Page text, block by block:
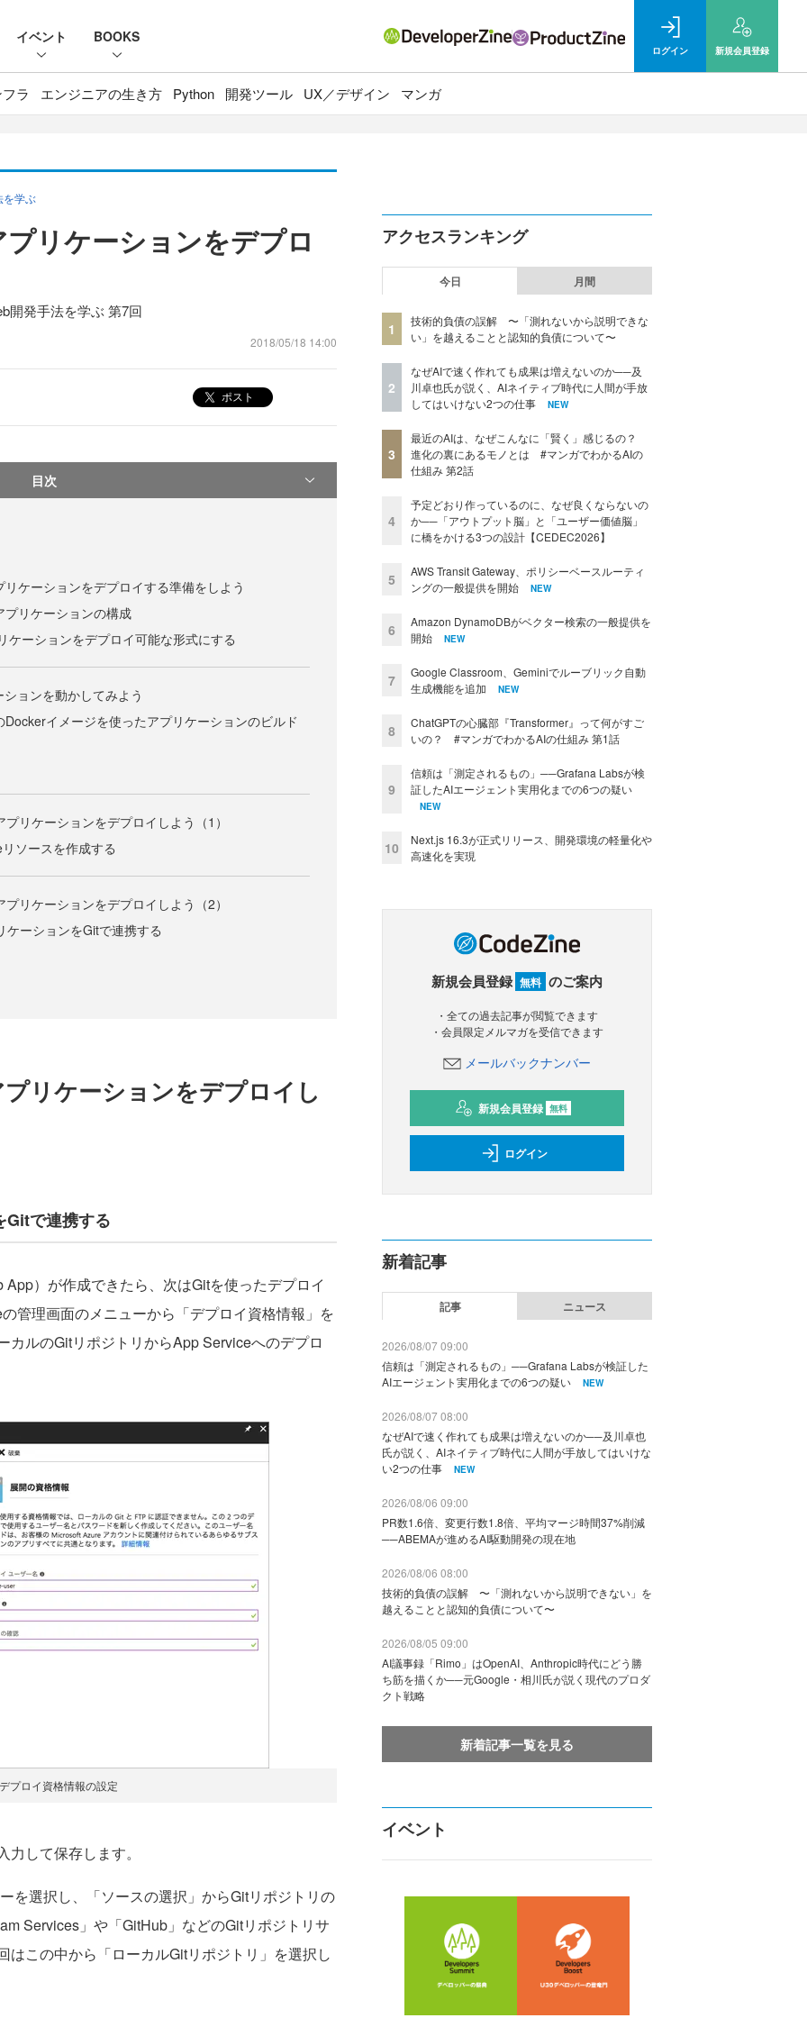
イベント BOOKS
ログイン 新規会員登録
ラ エンジニアの生き方 Python 開発ツール UX／デザイン マンガ
を学ぶ
リケーションをデプロ
開発手法を学ぶ 第7回
2018/05/18 14:00
ポスト
目次
ケーションをデプロイする準備をしよう
プリケーションの構成
ケーションをデプロイ可能な形式にする
ョンを動かしてみよう
Dockerイメージを使ったアプリケーションのビルド
リケーションをデプロイしよう（1）
ソースを作成する
リケーションをデプロイしよう（2）
ケーションをGitで連携する
リケーションをデプロイし
で連携する
）が作成できたら、次はGitを使ったデプロイ
管理画面のメニューから「デプロイ資格情報」を
カルのGitリポジトリからApp Serviceへのデプロ
プロイ資格情報の設定
して保存します。
選択し、「ソースの選択」からGitリポジトリの
Services」や「GitHub」などのGitリポジトリサ
はこの中から「ローカルGitリポジトリ」を選択し
アクセスランキング
今日 月間
1
技術的負債の誤解 〜「測れないから説明できな
い」を越えることと認知的負債について〜
2
なぜAIで速く作れても成果は増えないのか──及
川卓也氏が説く、AIネイティブ時代に人間が手放
してはいけない2つの仕事
NEW
3
最近のAIは、なぜこんなに「賢く」感じるの？
進化の裏にあるモノとは #マンガでわかるAIの
仕組み 第2話
4
予定どおり作っているのに、なぜ良くならないの
か──「アウトプット脳」と「ユーザー価値脳」
に橋をかける3つの設計【CEDEC2026】
5
AWS Transit Gateway、ポリシーベースルーティ
ングの一般提供を開始
NEW
6
Amazon DynamoDBがベクター検索の一般提供を
開始
NEW
7
Google Classroom、Geminiでルーブリック自動
生成機能を追加
NEW
8
ChatGPTの心臓部『Transformer』って何がすご
いの？ #マンガでわかるAIの仕組み 第1話
9
信頼は「測定されるもの」──Grafana Labsが検
証したAIエージェント実用化までの6つの疑い
NEW
10
Next.js 16.3が正式リリース、開発環境の軽量化や
高速化を実現
新規会員登録 無料 のご案内
・全ての過去記事が閲覧できます
・会員限定メルマガを受信できます
メールバックナンバー
新規会員登録 無料
ログイン
新着記事
記事 ニュース
2026/08/07 09:00
信頼は「測定されるもの」──Grafana Labsが検証した
AIエージェント実用化までの6つの疑い
NEW
2026/08/07 08:00
なぜAIで速く作れても成果は増えないのか──及川卓也
氏が説く、AIネイティブ時代に人間が手放してはいけな
い2つの仕事
NEW
2026/08/06 09:00
PR数1.6倍、変更行数1.8倍、平均マージ時間37%削減
──ABEMAが進めるAI駆動開発の現在地
2026/08/06 08:00
技術的負債の誤解 〜「測れないから説明できない」を
越えることと認知的負債について〜
2026/08/05 09:00
AI議事録「Rimo」はOpenAI、Anthropic時代にどう勝
ち筋を描くか──元Google・相川氏が説く現代のプロダ
クト戦略
新着記事一覧を見る
イベント